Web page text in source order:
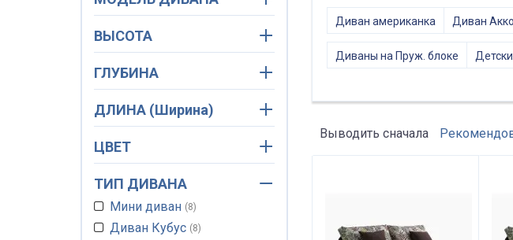
Диван американка Диван
Диваны на Пруж. блоке
Выводить сначала
ВЫСОТА
ГЛУБИНА
ДЛИНА (Ширина)
ЦВЕТ
ТИП ДИВАНА
Мини диван 8
Диван Кубус 8